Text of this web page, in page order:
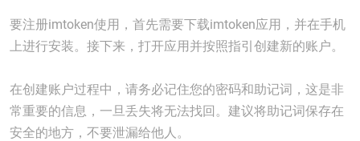
要注册imtoken使用，首先需要下载imtoken应用，并在手机
上进行安装。接下来，打开应用并按照指引创建新的账户。
在创建账户过程中，请务必记住您的密码和助记词，这是非
常重要的信息，一旦丢失将无法找回。建议将助记词保存在
安全的地方，不要泄漏给他人。